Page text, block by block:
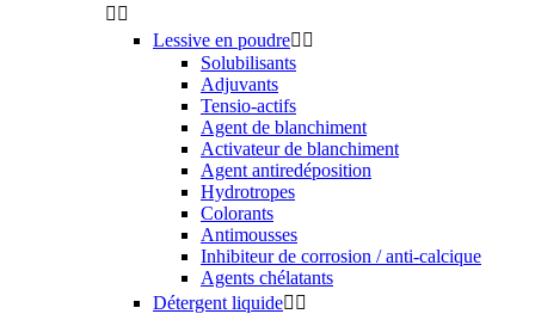
 
Lessive en poudre 
Solubilisants
Adjuvants
Tensio-actifs
Agent de blanchiment
Activateur de blanchiment
Agent antiredéposition
Hydrotropes
Colorants
Antimousses
Inhibiteur de corrosion / anti-calcique
Agents chélatants
Détergent liquide 